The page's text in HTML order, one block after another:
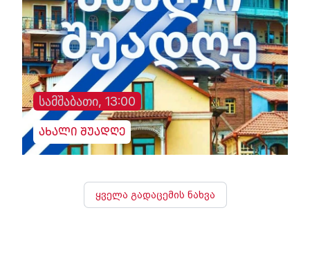
სამშაბათი, 13:00
ახალი შუადღე
ყველა გადაცემის ნახვა